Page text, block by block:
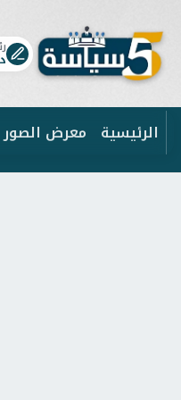
الرئيسية معرض الصور